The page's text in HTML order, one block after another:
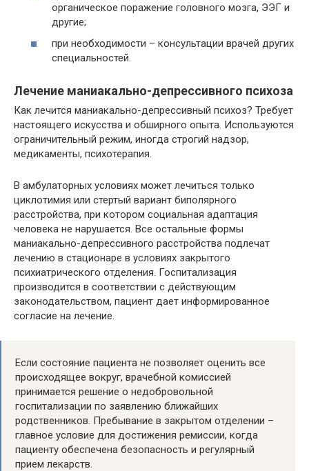
органическое поражение головного мозга, ЭЭГ и
другие;
при необходимости – консультации врачей других
специальностей.
Лечение маниакально-депрессивного психоза
Как лечится маниакально-депрессивный психоз? Требует
настоящего искусства и обширного опыта. Используются
ограничительный режим, иногда строгий надзор,
медикаменты, психотерапия.
В амбулаторных условиях может лечиться только
циклотимия или стертый вариант биполярного
расстройства, при котором социальная адаптация
человека не нарушается. Все остальные формы
маниакально-депрессивного расстройства подлечат
лечению в стационаре в условиях закрытого
психиатрического отделения. Госпитализация
производится в соответствии с действующим
законодательством, пациент дает информированное
согласие на лечение.
Если состояние пациента не позволяет оценить все
происходящее вокруг, врачебной комиссией
принимается решение о недобровольной
госпитализации по заявлению ближайших
родственников. Пребывание в закрытом отделении –
главное условие для достижения ремиссии, когда
пациенту обеспечена безопасность и регулярный
прием лекарств.